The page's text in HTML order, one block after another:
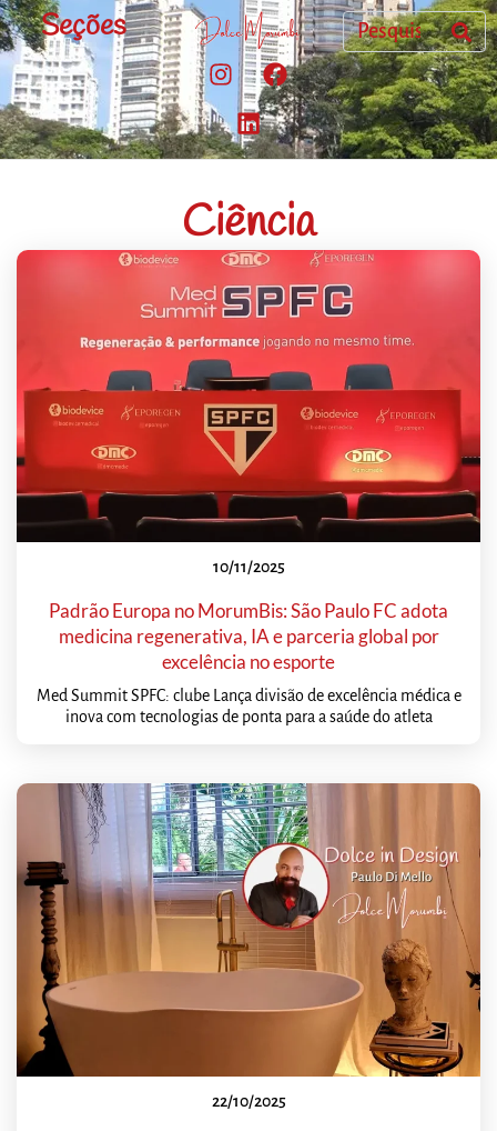
Seções
Ciência
10/11/2025
Padrão Europa no MorumBis: São Paulo FC adota
medicina regenerativa, IA e parceria global por
excelência no esporte
Med Summit SPFC: clube Lança divisão de excelência médica e
inova com tecnologias de ponta para a saúde do atleta
22/10/2025